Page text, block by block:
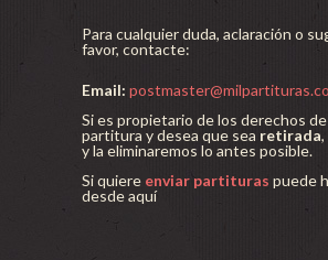
Para cualquier duda, aclaración o
favor, contacte:
Email:
Si es propietario de los derechos
partitura y desea que sea retirada
y la eliminaremos lo antes posible.
Si quiere enviar partituras puede
desde aquí